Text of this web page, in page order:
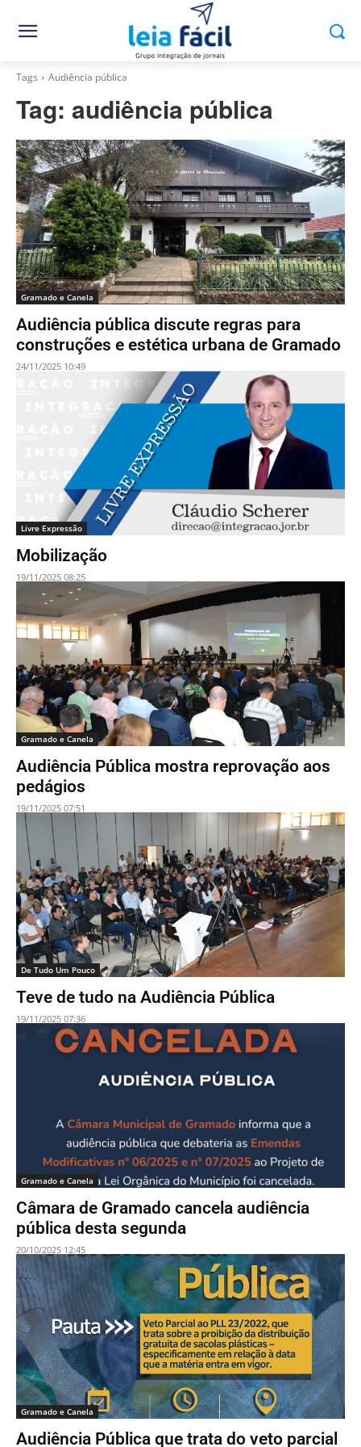
Tags Audiência pública
Tag: audiência pública
Gramado e Canela
Audiência pública discute regras para
construções e estética urbana de Gramado
24/11/2025 10:49
Livre Expressão
Mobilização
19/11/2025 08:25
Gramado e Canela
Audiência Pública mostra reprovação aos
pedágios
19/11/2025 07:51
De Tudo Um Pouco
Teve de tudo na Audiência Pública
19/11/2025 07:36
Gramado e Canela
Câmara de Gramado cancela audiência
pública desta segunda
20/10/2025 12:45
Gramado e Canela
Audiência Pública que trata do veto parcial